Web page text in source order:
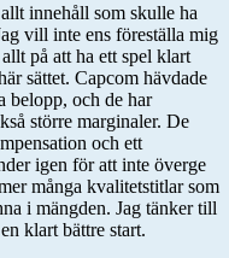
innehåll som skulle ha
vill inte ens föreställa mig
på att ha ett spel klart
sättet. Capcom hävdade
belopp, och de har
större marginaler. De
och ett
igen för att inte överge
många kvalitetstitlar som
i mängden. Jag tänker till
klart bättre start.